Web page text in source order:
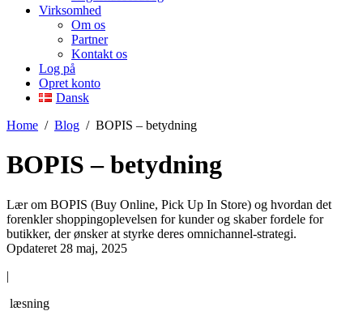
Virksomhed
Om os
Partner
Kontakt os
Log på
Opret konto
Dansk
Home / Blog / BOPIS – betydning
BOPIS – betydning
Lær om BOPIS (Buy Online, Pick Up In Store) og hvordan det
forenkler shoppingoplevelsen for kunder og skaber fordele for
butikker, der ønsker at styrke deres omnichannel-strategi.
Opdateret 28 maj, 2025
|
læsning